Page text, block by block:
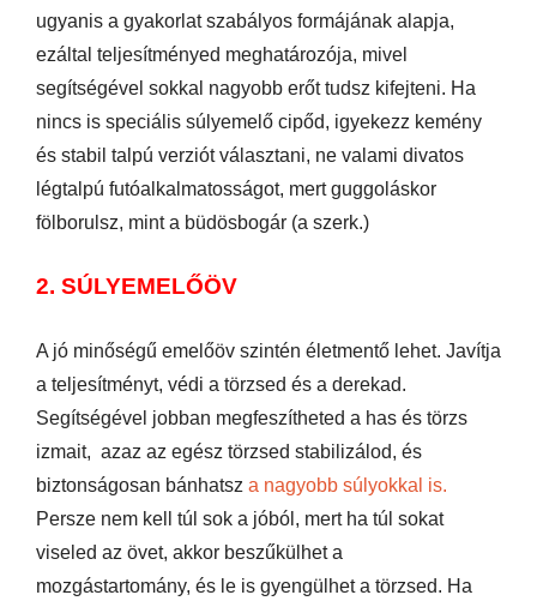
ugyanis a gyakorlat szabályos formájának alapja,
ezáltal teljesítményed meghatározója, mivel
segítségével sokkal nagyobb erőt tudsz kifejteni. Ha
nincs is speciális súlyemelő cipőd, igyekezz kemény
és stabil talpú verziót választani, ne valami divatos
légtalpú futóalkalmatosságot, mert guggoláskor
fölborulsz, mint a büdösbogár (a szerk.)
2. SÚLYEMELŐÖV
A jó minőségű emelőöv szintén életmentő lehet. Javítja
a teljesítményt, védi a törzsed és a derekad.
Segítségével jobban megfeszítheted a has és törzs
izmait, azaz az egész törzsed stabilizálod, és
biztonságosan bánhatsz a nagyobb súlyokkal is.
Persze nem kell túl sok a jóból, mert ha túl sokat
viseled az övet, akkor beszűkülhet a
mozgástartomány, és le is gyengülhet a törzsed. Ha